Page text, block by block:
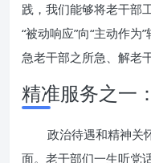
践，我们能够将老干部
“被动响应”向“主动作为
急老干部之所急、解老
精准服务之一
政治待遇和精神关
面。老干部们一生听党